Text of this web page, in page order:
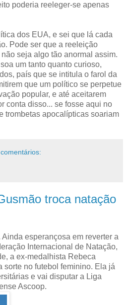
poderia reeleger-se apenas
dos EUA, e sei que lá cada
Pode ser que a reeleição
seja algo tão anormal assim.
um tanto quanto curioso,
país que se intitula o farol da
que um político se perpetue
popular, e até aceitarem
conta disso... se fosse aqui no
trombetas apocalípticas soariam
troca natação
esperançosa em reverter a
Internacional de Natação,
a ex-medalhista Rebeca
sorte no futebol feminino. Ela já
e vai disputar a Liga
Ascoop.